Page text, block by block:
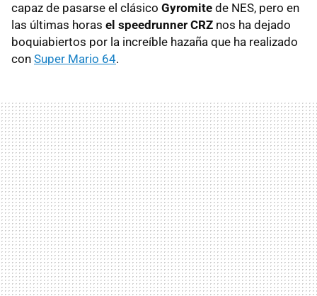
capaz de pasarse el clásico Gyromite de NES, pero en
las últimas horas el speedrunner CRZ nos ha dejado
boquiabiertos por la increíble hazaña que ha realizado
con Super Mario 64.